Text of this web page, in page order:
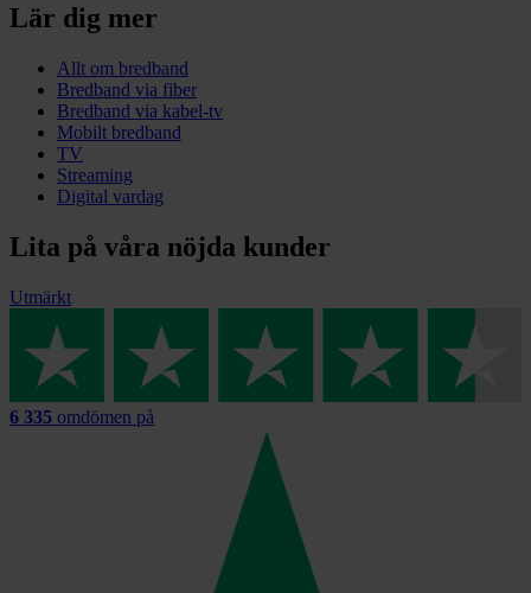
Lär dig mer
Allt om bredband
Bredband via fiber
Bredband via kabel-tv
Mobilt bredband
TV
Streaming
Digital vardag
Lita på våra nöjda kunder
Utmärkt
6 335 omdömen på